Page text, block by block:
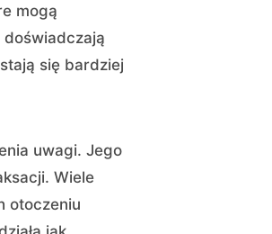
mogą
doświadczają
się bardziej
uwagi. Jego
Wiele
otoczeniu